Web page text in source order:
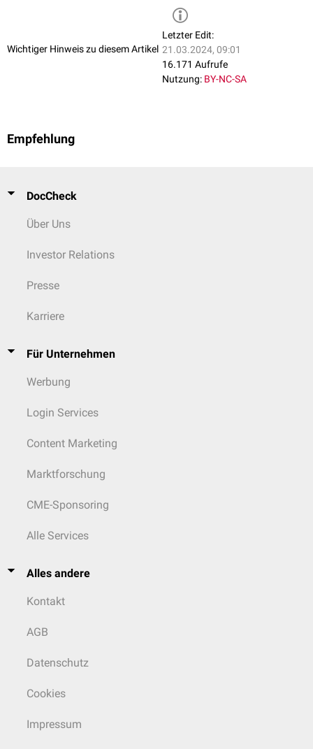
Wichtiger Hinweis zu diesem Artikel
Letzter Edit:
21.03.2024, 09:01
16.171 Aufrufe
Nutzung: BY-NC-SA
Empfehlung
DocCheck
Über Uns
Investor Relations
Presse
Karriere
Für Unternehmen
Werbung
Login Services
Content Marketing
Marktforschung
CME-Sponsoring
Alle Services
Alles andere
Kontakt
AGB
Datenschutz
Cookies
Impressum